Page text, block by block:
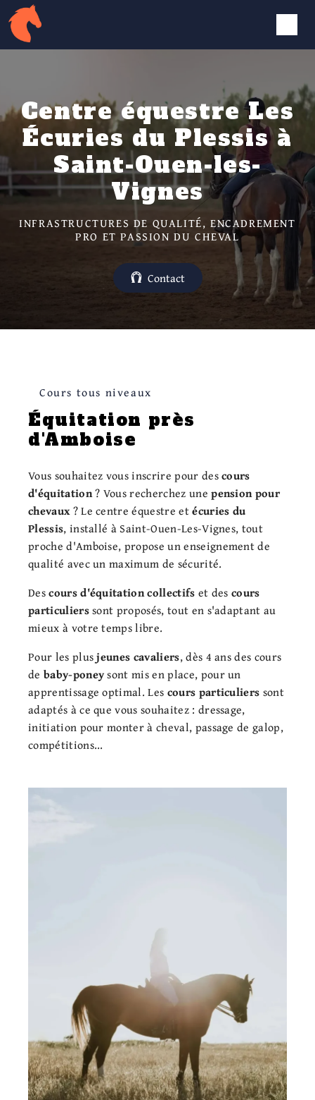
Centre équestre Les
Écuries du Plessis à
Saint-Ouen-les-
Vignes
INFRASTRUCTURES DE QUALITÉ, ENCADREMENT
PRO ET PASSION DU CHEVAL
Contact
Cours tous niveaux
Équitation près
d'Amboise
Vous souhaitez vous inscrire pour descours
d'équitation? Vous recherchez unepension pour
chevaux? Le centre équestre etécuries du
Plessis, installé à Saint-Ouen-Les-Vignes, tout
proche d'Amboise, propose un enseignement de
qualité avec un maximum de sécurité.
Descours d'équitation collectifs et descours
particulierssont proposés, tout en s'adaptant au
mieux à votre temps libre.
Pour les plusjeunes cavaliers, dès 4 ans des cours
de baby-poneysont mis en place, pour un
apprentissage optimal. Les cours particuliers sont
adaptés à ce que vous souhaitez : dressage,
initiation pour monter à cheval, passage de galop,
compétitions...
Panneau de gestion des cookies